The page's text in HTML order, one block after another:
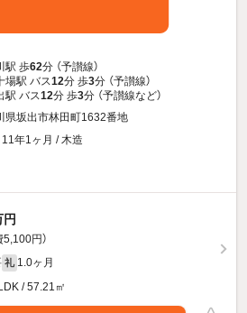
駅 歩62分 （予讃線）
場駅 バス12分 歩3分 （予讃線）
駅 バス12分 歩3分 （予讃線など）
県坂出市林田町1632番地
年1ヶ月 / 木造
円
5,100円）
礼 1.0ヶ月
/ 57.21㎡